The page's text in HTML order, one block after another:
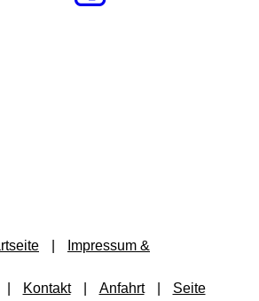
Impressum &
Kontakt Anfahrt Seite